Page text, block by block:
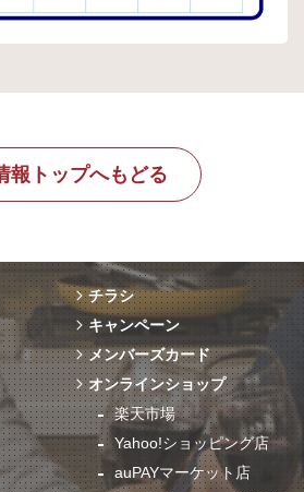
報トップへもどる
チラシ
キャンペーン
メンバーズカード
オンラインショップ
楽天市場
Yahoo!ショッピング店
auPAYマーケット店